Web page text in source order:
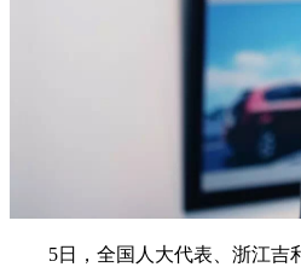
5日，全国人大代表、浙江吉